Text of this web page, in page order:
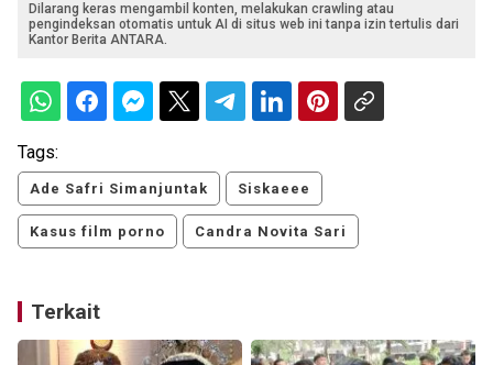
Dilarang keras mengambil konten, melakukan crawling atau
pengindeksan otomatis untuk AI di situs web ini tanpa izin tertulis dari
Kantor Berita ANTARA.
Tags:
Ade Safri Simanjuntak Siskaeee
Kasus film porno Candra Novita Sari
Terkait